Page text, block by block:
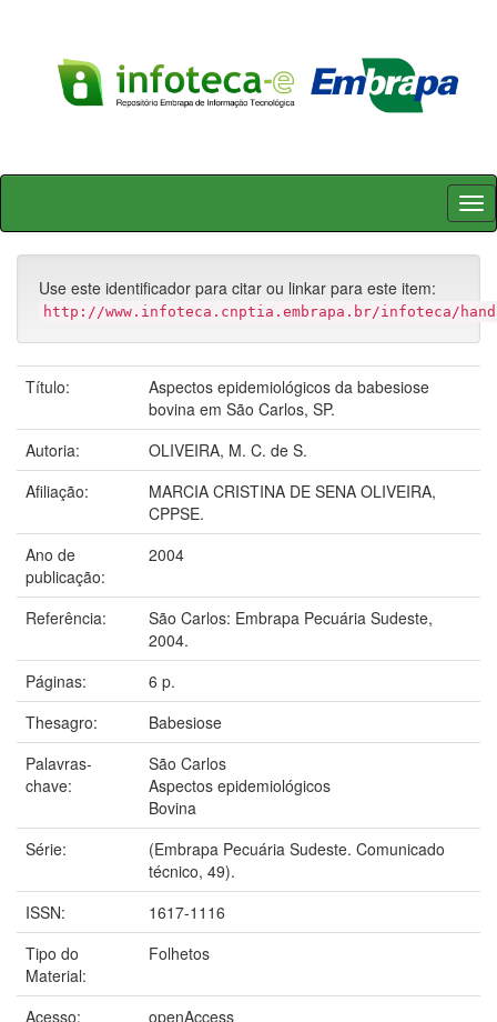
Skip
Use este identificador para citar ou linkar para este item:
http://www.infoteca.cnptia.embrapa.br/infoteca/
Título:
Aspectos epidemiológicos da babesiose
bovina em São Carlos, SP.
Autoria:
OLIVEIRA, M. C. de S.
Afiliação:
MARCIA CRISTINA DE SENA OLIVEIRA,
CPPSE.
Ano de
publicação:
2004
Referência:
São Carlos: Embrapa Pecuária Sudeste,
2004.
Páginas:
6 p.
Thesagro:
Babesiose
Palavras-
chave:
São Carlos
Aspectos epidemiológicos
Bovina
Série:
(Embrapa Pecuária Sudeste. Comunicado
técnico, 49).
ISSN:
1617-1116
Tipo do
Material:
Folhetos
Acesso:
openAccess